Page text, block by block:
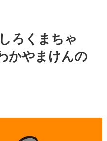
展覧会情報
美術館情報
ろくまちゃ
かやまけんの